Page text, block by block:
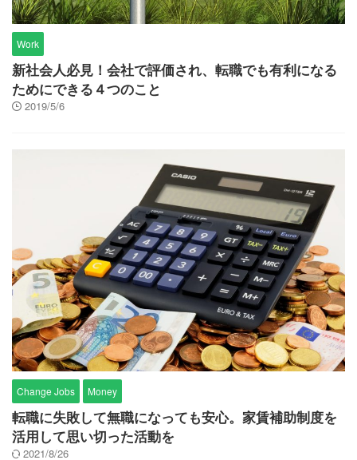
Work
新社会人必見！会社で評価され、転職でも有利になる
ためにできる４つのこと
2019/5/6
Change Jobs Money
転職に失敗して無職になっても安心。家賃補助制度を
活用して思い切った活動を
2021/8/26